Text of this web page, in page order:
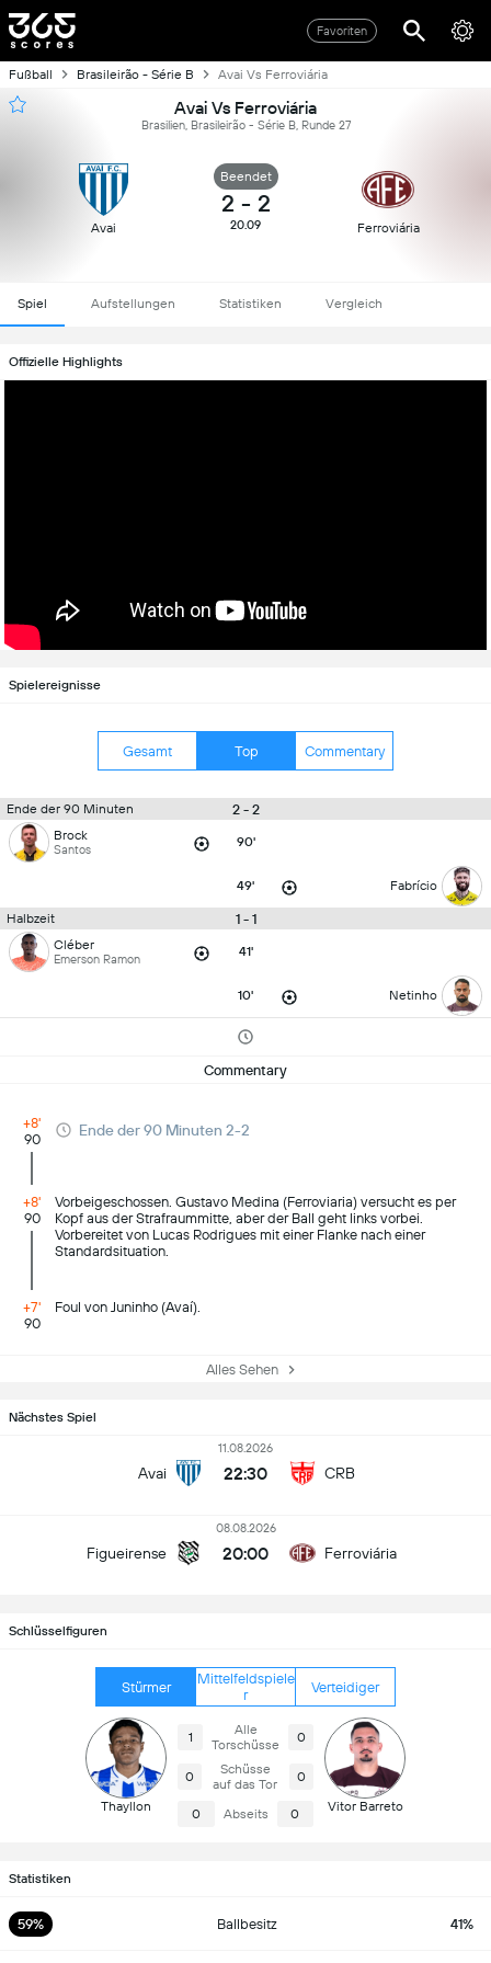
Favoriten
Fußball Brasileirão - Série B Avai Vs Ferroviária
Avai Vs Ferroviária
Brasilien, Brasileirão - Série B, Runde 27
Avai
Beendet
2 - 2
20.09 Ferroviária
Spiel Aufstellungen Statistiken Vergleich
Offizielle Highlights
Spielereignisse
Gesamt Top Commentary
Ende der 90 Minuten 2 - 2
Brock
Santos 90'
49' Fabrício
Halbzeit 1 - 1
Cléber
Emerson Ramon 41'
10' Netinho
Commentary
+8'
90
Ende der 90 Minuten 2-2
+8'
90
Vorbeigeschossen. Gustavo Medina (Ferroviaria) versucht es per
Kopf aus der Strafraummitte, aber der Ball geht links vorbei.
Vorbereitet von Lucas Rodrigues mit einer Flanke nach einer
Standardsituation.
+7'
90
Foul von Juninho (Avaí).
Alles Sehen
Nächstes Spiel
Avai
11.08.2026
22:30 CRB
Figueirense
08.08.2026
20:00 Ferroviária
Schlüsselfiguren
Stürmer
Mittelfeldspiele
r
Verteidiger
Thayllon
1
Alle
Torschüsse
0
0
Schüsse
auf das Tor
0
0 Abseits 0 Vitor Barreto
Statistiken
59% Ballbesitz 41%